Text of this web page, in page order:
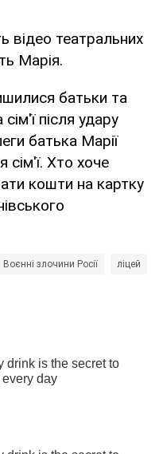
відео театральних
Марія.
батьки та
після удару
батька Марії
сім'ї. Хто хоче
кошти на картку
Воєнні злочини Росії ліцей